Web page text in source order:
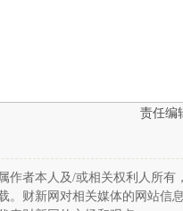
责任编
作者本人及/或相关权利人所有
。财新网对相关媒体的网站信